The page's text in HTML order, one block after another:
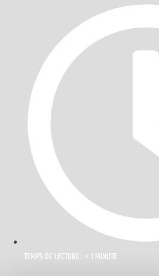
TEMPS DE LECTURE : < 1 MINUTE